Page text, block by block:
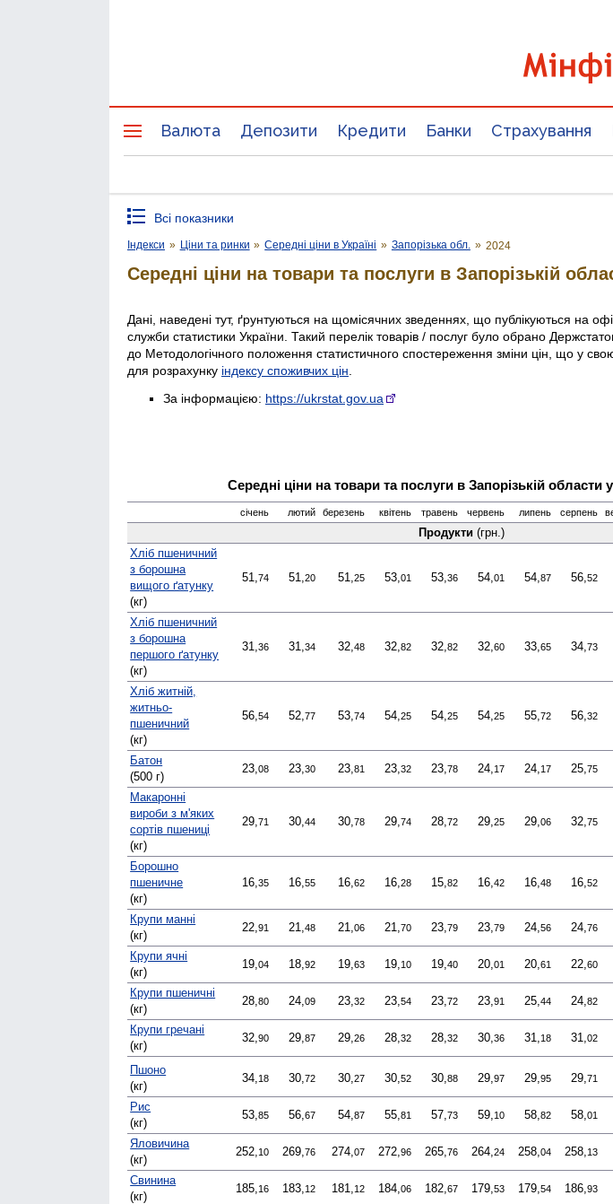
Валюта Депозити Кредити Банки Страхування
Всі показники
Індекси » Ціни та ринки » Середні ціни в Україні » Запорізька обл. » 2024
Середні ціни на товари та послуги в Запорізькій
Дані, наведені тут, ґрунтуються на щомісячних зведеннях, що публікуються на
служби статистики України. Такий перелік товарів / послуг було обрано
до Методологічного положення статистичного спостереження зміни цін, що у
для розрахунку індексу споживчих цін
За інформацією: https://ukrstat.gov.ua
Середні ціни на товари та послуги в Запорізькій области
січень лютий березень квітень травень червень липень серпень
Продукти (грн.)
Хліб пшеничний
з борошна
вищого ґатунку
(кг)
51,74 51,20 51,25 53,01 53,36 54,01 54,87 56,52
Хліб пшеничний
з борошна
першого ґатунку
(кг)
31,36 31,34 32,48 32,82 32,82 32,60 33,65 34,73
Хліб житній,
житньо-
пшеничний
(кг)
56,54 52,77 53,74 54,25 54,25 54,25 55,72 56,32
Батон
(500 г)
23,08 23,30 23,81 23,32 23,78 24, 17 24, 17 25,75
Макаронні
вироби з м'яких
сортів пшениці
(кг)
29,71 30,44 30,78 29,74 28,72 29,25 29,06 32,75
Борошно
пшеничне
(кг)
16,35 16,55 16,62 16,28 15,82 16,42 16,48 16,52
Крупи манні
(кг)
22,91 21,48 21,06 21,70 23,79 23,79 24,56 24,76
Крупи ячні
(кг)
19,04 18,92 19,63 19, 10 19,40 20,01 20,61 22,60
Крупи пшеничні
(кг)
28,80 24,09 23,32 23,54 23,72 23,91 25,44 24,82
Крупи гречані
(кг)
32,90 29,87 29,26 28,32 28,32 30,36 31, 18 31,02
Пшоно
(кг)
34, 18 30,72 30,27 30,52 30,88 29,97 29,95 29,71
Рис
(кг)
53,85 56,67 54,87 55,81 57,73 59, 10 58,82 58,01
Яловичина
(кг)
252, 10 269,76 274,07 272,96 265,76 264,24 258,04 258, 13
Свинина
(кг)
185, 16 183, 12 181, 12 184,06 182,67 179,53 179,54 186,93